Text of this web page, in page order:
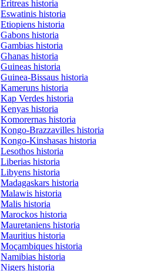
Eritreas historia
Eswatinis historia
Etiopiens historia
Gabons historia
Gambias historia
Ghanas historia
Guineas historia
Guinea-Bissaus historia
Kameruns historia
Kap Verdes historia
Kenyas historia
Komorernas historia
Kongo-Brazzavilles historia
Kongo-Kinshasas historia
Lesothos historia
Liberias historia
Libyens historia
Madagaskars historia
Malawis historia
Malis historia
Marockos historia
Mauretaniens historia
Mauritius historia
Moçambiques historia
Namibias historia
Nigers historia